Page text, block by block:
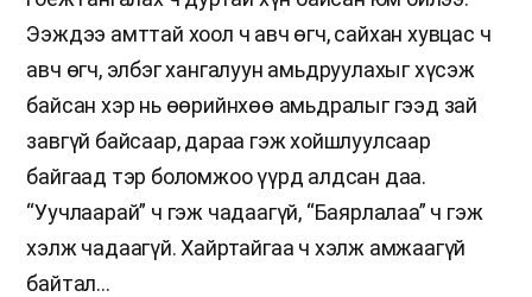
Ээждээ амттай хоол ч авч өгч, сайхан хувцас ч
авч өгч, элбэг хангалуун амьдруулахыг хүсэж
байсан хэр нь өөрийнхөө амьдралыг гээд зай
завгүй байсаар, дараа гэж хойшлуулсаар
байгаад тэр боломжоо үүрд алдсан даа.
“Уучлаарай” ч гэж чадаагүй, “Баярлалаа” ч гэж
хэлж чадаагүй. Хайртайгаа ч хэлж амжаагүй
байтал…